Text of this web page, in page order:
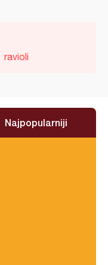
ravioli
Najpopularniji